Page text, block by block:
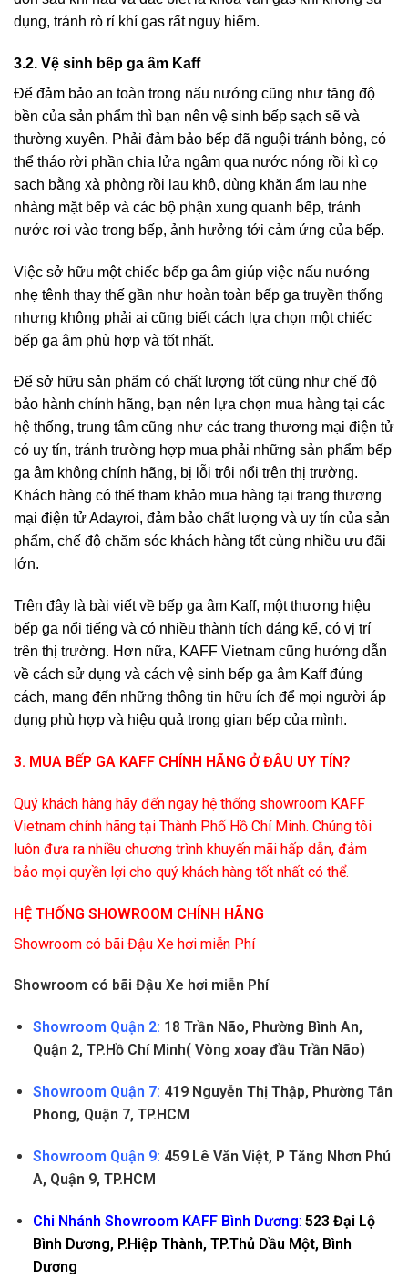
dụng, tránh rò rỉ khí gas rất nguy hiểm.
3.2. Vệ sinh bếp ga âm Kaff
Để đảm bảo an toàn trong nấu nướng cũng như tăng độ
bền của sản phẩm thì bạn nên vệ sinh bếp sạch sẽ và
thường xuyên. Phải đảm bảo bếp đã nguội tránh bỏng, có
thể tháo rời phần chia lửa ngâm qua nước nóng rồi kì cọ
sạch bằng xà phòng rồi lau khô, dùng khăn ẩm lau nhẹ
nhàng mặt bếp và các bộ phận xung quanh bếp, tránh
nước rơi vào trong bếp, ảnh hưởng tới cảm ứng của bếp.
Việc sở hữu một chiếc bếp ga âm giúp việc nấu nướng
nhẹ tênh thay thế gần như hoàn toàn bếp ga truyền thống
nhưng không phải ai cũng biết cách lựa chọn một chiếc
bếp ga âm phù hợp và tốt nhất.
Để sở hữu sản phẩm có chất lượng tốt cũng như chế độ
bảo hành chính hãng, bạn nên lựa chọn mua hàng tại các
hệ thống, trung tâm cũng như các trang thương mại điện tử
có uy tín, tránh trường hợp mua phải những sản phẩm bếp
ga âm không chính hãng, bị lỗi trôi nổi trên thị trường.
Khách hàng có thể tham khảo mua hàng tại trang thương
mại điện tử Adayroi, đảm bảo chất lượng và uy tín của sản
phẩm, chế độ chăm sóc khách hàng tốt cùng nhiều ưu đãi
lớn.
Trên đây là bài viết về bếp ga âm Kaff, một thương hiệu
bếp ga nổi tiếng và có nhiều thành tích đáng kể, có vị trí
trên thị trường. Hơn nữa, KAFF Vietnam cũng hướng dẫn
về cách sử dụng và cách vệ sinh bếp ga âm Kaff đúng
cách, mang đến những thông tin hữu ích để mọi người áp
dụng phù hợp và hiệu quả trong gian bếp của mình.
3. MUA BẾP GA KAFF CHÍNH HÃNG Ở ĐÂU UY TÍN?
Quý khách hàng hãy đến ngay hệ thống showroom KAFF
Vietnam chính hãng tại Thành Phố Hồ Chí Minh. Chúng tôi
luôn đưa ra nhiều chương trình khuyến mãi hấp dẫn, đảm
bảo mọi quyền lợi cho quý khách hàng tốt nhất có thể.
HỆ THỐNG SHOWROOM CHÍNH HÃNG
Showroom có bãi Đậu Xe hơi miễn Phí
Showroom có bãi Đậu Xe hơi miễn Phí
Showroom Quận 2: 18 Trần Não, Phường Bình An,
Quận 2, TP.Hồ Chí Minh( Vòng xoay đầu Trần Não)
Showroom Quận 7: 419 Nguyễn Thị Thập, Phường Tân
Phong, Quận 7, TP.HCM
Showroom Quận 9: 459 Lê Văn Việt, P Tăng Nhơn Phú
A, Quận 9, TP.HCM
Chi Nhánh Showroom KAFF Bình Dương: 523 Đại Lộ
Bình Dương, P.Hiệp Thành, TP.Thủ Dầu Một, Bình
Dương